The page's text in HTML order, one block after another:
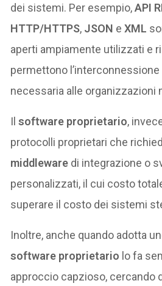
dei sistemi. Per esempio,API
HTTP/HTTPS, JSON eXML
aperti ampiamente utilizzati e
permettono
necessaria alle organizzazioni
Ilsoftware proprietario,
protocolli proprietari che
middleware di integrazione o
personalizzati, il cui costo
superare il costo dei sistemi
Inoltre, anche quando adotta
software proprietario lo fa
approccio capzioso, cercando